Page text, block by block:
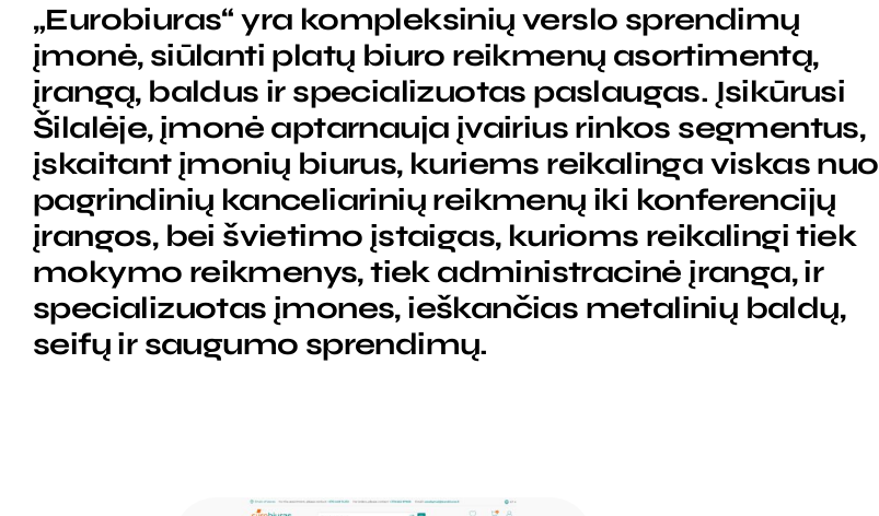
„Eurobiuras“ yra kompleksinių verslo sprendimų
įmonė, siūlanti platų biuro reikmenų asortimentą,
įrangą, baldus ir specializuotas paslaugas. Įsikūrusi
Šilalėje, įmonė aptarnauja įvairius rinkos segmentus,
įskaitant įmonių biurus, kuriems reikalinga viskas nuo
pagrindinių kanceliarinių reikmenų iki konferencijų
įrangos, bei švietimo įstaigas, kurioms reikalingi tiek
mokymo reikmenys, tiek administracinė įranga, ir
specializuotas įmones, ieškančias metalinių baldų,
seifų ir saugumo sprendimų.